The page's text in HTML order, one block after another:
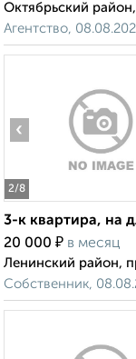
Октябрьский район,
Агентство,
2/8
‹
3-к квартира, на
20 000 ₽ в месяц
Ленинский район,
Собственник,